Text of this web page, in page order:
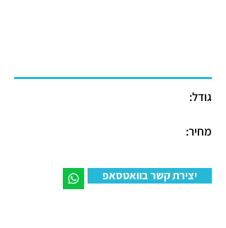
גודל:
מחיר:
יצירת קשר בוואטסאפ